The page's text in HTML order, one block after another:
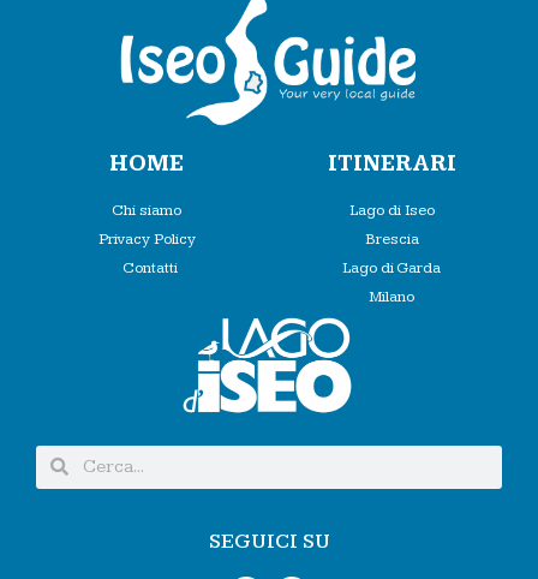
HOME
Chi siamo
Privacy Policy
Contatti
ITINERARI
Lago di Iseo
Brescia
Lago di Garda
Milano
SEGUICI SU